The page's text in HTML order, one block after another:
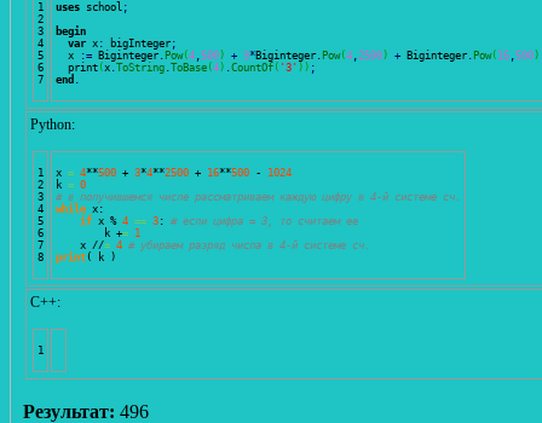
1
2
3
4
5
6
uses school ;
begin
var x : bigInteger ;
  x
:= Biginteger . Pow(4 ,500) + 3*Biginteger . Pow(4 ,2500) + Biginteger . Pow( 16 ,500)
  print
(x .ToString .ToBase (4) .CountOf ( '3' ) ) ;
end .
Python:
1
2
3
4
5
6
7
x = 4**500 + 3*4**2500 + 16**500 - 1024
k = 0
# в получившемся числе рассматриваем каждую цифру в 4-й системе сч.
while x:
if x % 4 == 3 : # если цифра = 3, то считаем ее
        k +
= 1
    x //
= 4 # убираем разряд числа в 4-й системе сч.
print ( k )
С++:
Результат: 496